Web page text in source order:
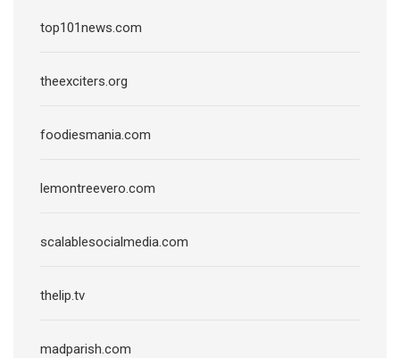
top101news.com
theexciters.org
foodiesmania.com
lemontreevero.com
scalablesocialmedia.com
thelip.tv
madparish.com